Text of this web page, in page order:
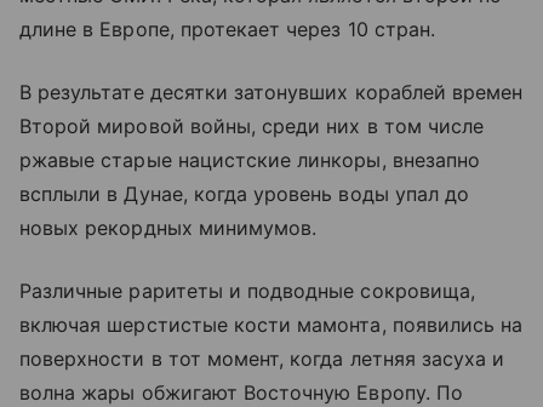
длине в Европе, протекает через 10 стран.
В результате десятки затонувших кораблей времен
Второй мировой войны, среди них в том числе
ржавые старые нацистские линкоры, внезапно
всплыли в Дунае, когда уровень воды упал до
новых рекордных минимумов.
Различные раритеты и подводные сокровища,
включая шерстистые кости мамонта, появились на
поверхности в тот момент, когда летняя засуха и
волна жары обжигают Восточную Европу. По